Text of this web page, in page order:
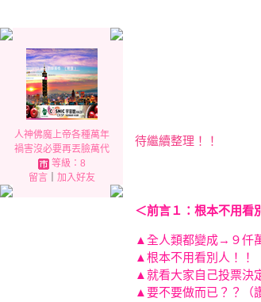
人神佛魔上帝各種萬年
禍害沒必要再丟臉萬代
等級：8
留言｜ 加入好友
待繼續整理！！
＜前言１：根本不用看
▲全人類都變成→９
▲根本不
▲就看大家
▲要不要做而已？？